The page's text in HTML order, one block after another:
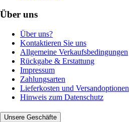
Über uns
Über uns?
Kontaktieren Sie uns
Allgemeine Verkaufsbedingungen
Rückgabe & Erstattung
Impressum
Zahlungsarten
Lieferkosten und Versandoptionen
Hinweis zum Datenschutz
Unsere Geschäfte